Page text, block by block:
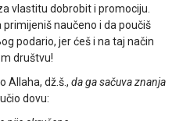
vlastitu dobrobit i promociju.
naučeno i da poučiš
podario, jer ćeš i na taj način
društvu!
Allaha, dž.š., da ga sačuva znanja
dovu: